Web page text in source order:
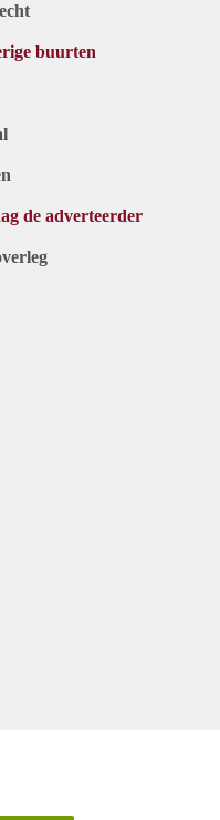
buurten
de adverteerder